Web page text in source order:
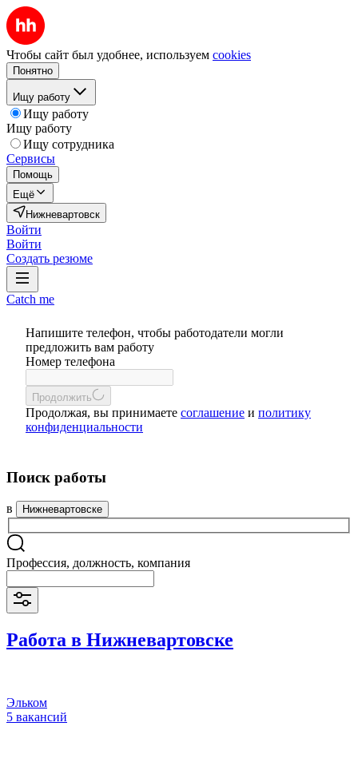
Чтобы сайт был удобнее, используем cookies
Понятно
Ищу работу
Ищу работу
Ищу работу
Ищу сотрудника
Сервисы
Помощь
Ещё
Нижневартовск
Войти
Войти
Создать резюме
Catch me
Напишите телефон, чтобы работодатели могли
предложить вам работу
Номер телефона
Продолжить
Продолжая, вы принимаете соглашение и политику
конфиденциальности
Поиск работы
в Нижневартовске
Профессия, должность, компания
Работа в Нижневартовске
Эльком
5 вакансий